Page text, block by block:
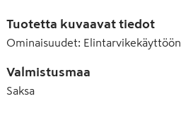
Tuotetta kuvaavat tiedot
Ominaisuudet:
Valmistusmaa
Saksa